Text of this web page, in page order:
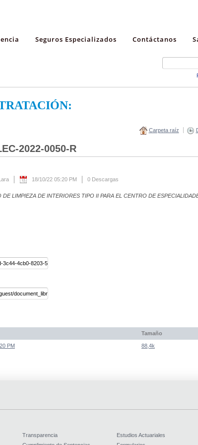
Seguros Especializados Contáctanos
Carpeta raíz
2022-0050-R
18/10/22 05:20 PM 0 Descargas
LIMPIEZA DE INTERIORES TIPO II PARA EL CENTRO DE
Tamaño
PM 88,4k
Transparencia
Estudios Actuariales